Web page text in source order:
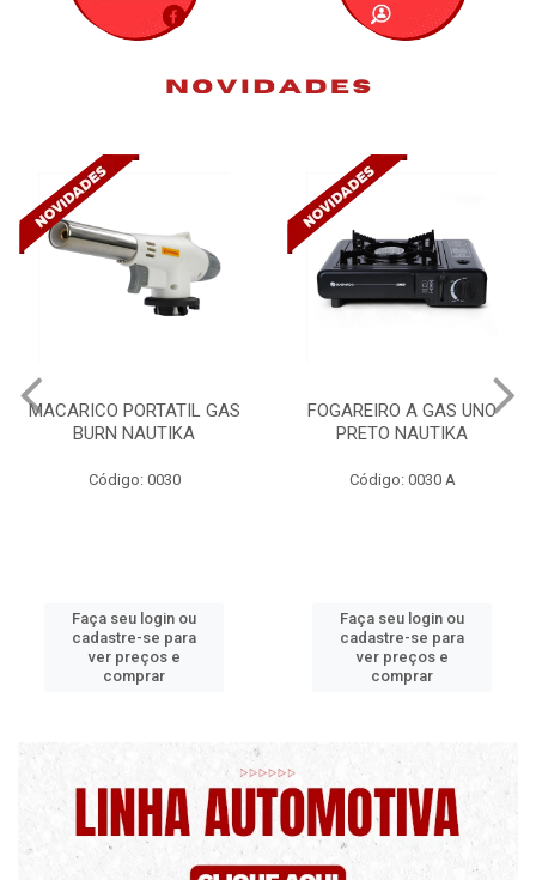
FOGAREIRO A GAS UNO
PRETO NAUTIKA
Código: 0030 A
Faça seu login ou
cadastre-se para
ver preços e
comprar
CANALETA 20X10X2M
C/DIVISORIA C/DUPLA FACE
Código: 4990
Faça seu login ou
cadastre-se para
ver preços e
comprar